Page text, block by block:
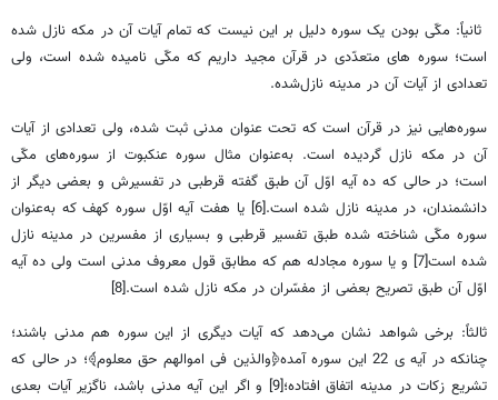
ثانیاً: مکّی بودن یک سوره دلیل بر این نیست که تمام آیات آن در مکه نازل شده
است؛ سوره های متعدّدی در قرآن مجید داریم که مکّی نامیده شده است، ولی
تعدادی از آیات آن در مدینه نازل‌شده.
سوره‌هایی نیز در قرآن است که تحت عنوان مدنی ثبت شده، ولی تعدادی از آیات
آن در مکه نازل گردیده است. به‌عنوان مثال سوره عنکبوت از سوره‌های مکّی
است؛ در حالی که ده آیه اوّل آن طبق گفته قرطبی در تفسیرش و بعضی دیگر از
دانشمندان، در مدینه نازل شده است.[6] یا هفت آیه اوّل سوره‏ کهف‏ که به‌عنوان
سوره‏ مکّی‏ شناخته شده طبق تفسیر قرطبی و بسیاری از مفسرین در مدینه نازل
شده است[7] و یا سوره مجادله هم که مطابق قول معروف مدنی است ولی ده آیه
اوّل آن طبق تصریح بعضی از مفسّران در مکه نازل شده است.[8]
ثالثاً: برخی شواهد نشان می‌دهد که آیات دیگری از این سوره هم مدنی باشند؛
چنانکه در آیه ی 22 این سوره آمده﴿والذین فی اموالهم حق معلوم﴾؛ در حالی که
تشریع زکات در مدینه اتفاق افتاده؛[9] و اگر این آیه مدنی باشد، ناگزیر آیات بعدی